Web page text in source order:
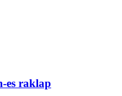
es raklap